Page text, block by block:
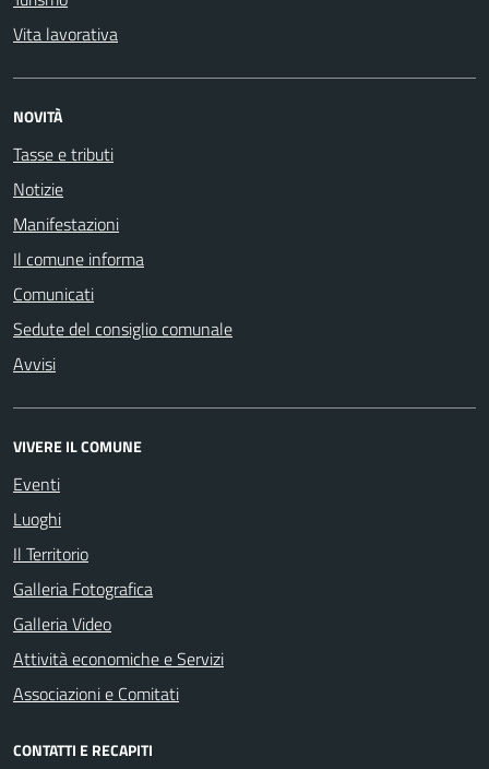
Vita lavorativa
NOVITÀ
Tasse e tributi
Notizie
Manifestazioni
Il comune informa
Comunicati
Sedute del consiglio comunale
Avvisi
VIVERE IL COMUNE
Eventi
Luoghi
Il Territorio
Galleria Fotografica
Galleria Video
Attività economiche e Servizi
Associazioni e Comitati
CONTATTI E RECAPITI